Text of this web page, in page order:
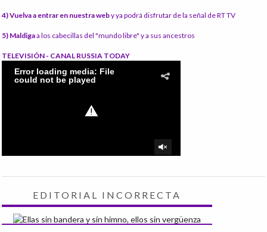
4) Vuelva a entrar en nuestra weby ya podrá disfrutar de la señal de RT TV
5) Maldigaa los cabecillas del "mundo libre" y a sus ancestros
TELEVISIÓN - CANAL RUSSIA TODAY
EDITORIAL INCORRECTA